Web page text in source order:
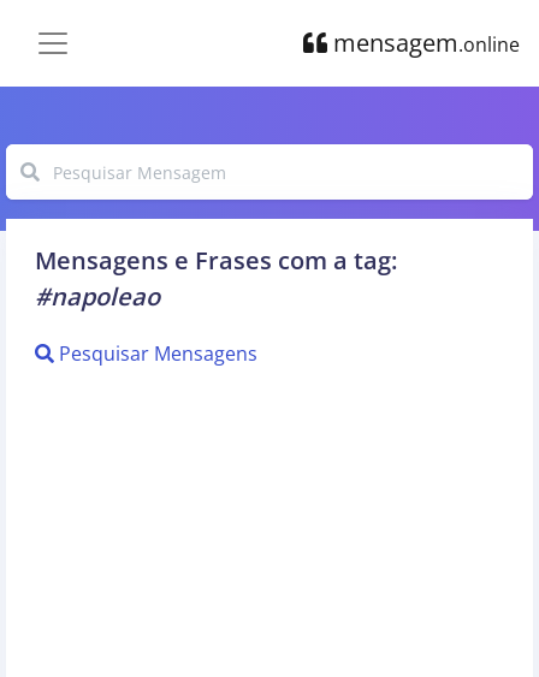
mensagem.online
Mensagens e Frases com a tag:
#napoleao
Pesquisar Mensagens